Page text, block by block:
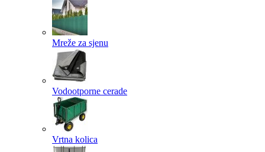
Mreže za sjenu
Vodootporne cerade
Vrtna kolica